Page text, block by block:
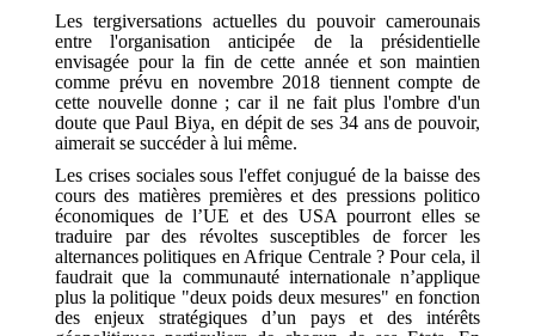
Les tergiversations actuelles du pouvoir camerounais
entre l'organisation anticipée de la présidentielle
envisagée pour la fin de cette année et son maintien
comme prévu en novembre 2018 tiennent compte de
cette nouvelle donne ; car il ne fait plus l'ombre d'un
doute que Paul Biya, en dépit de ses 34 ans de pouvoir,
aimerait se succéder à lui même.
Les crises sociales sous l'effet conjugué de la baisse des
cours des matières premières et des pressions politico
économiques de l’UE et des USA pourront elles se
traduire par des révoltes susceptibles de forcer les
alternances politiques en Afrique Centrale ? Pour cela, il
faudrait que la communauté internationale n’applique
plus la politique "deux poids deux mesures" en fonction
des enjeux stratégiques d’un pays et des intérêts